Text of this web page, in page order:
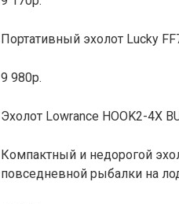
Портативный эхолот Lucky
9 980р.
Эхолот Lowrance HOOK2-4X
Компактный и недорогой
повседневной рыбалки на